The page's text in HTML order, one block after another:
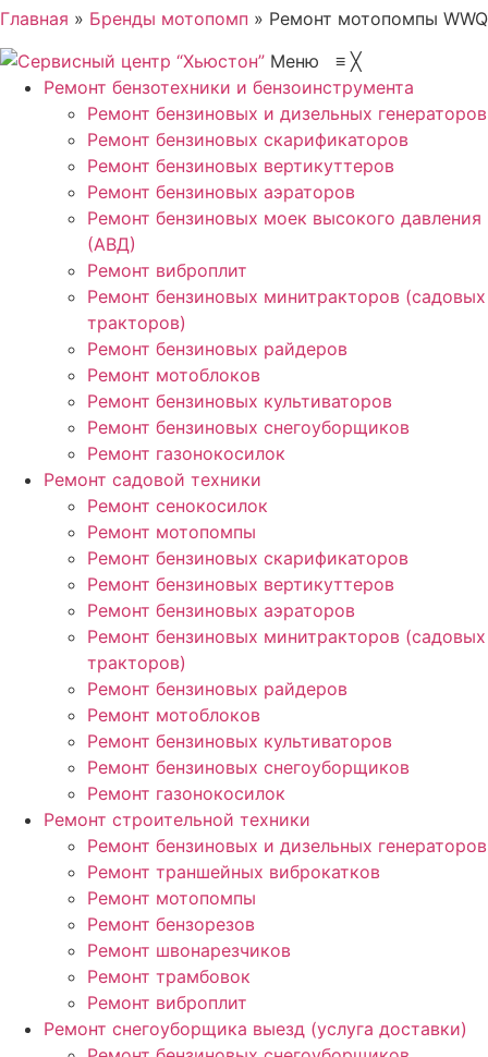
Главная » Бренды мотопомп » Ремонт мотопомпы WWQ
Меню ≡ ╳
Ремонт бензотехники и бензоинструмента
Ремонт бензиновых и дизельных генераторов
Ремонт бензиновых скарификаторов
Ремонт бензиновых вертикуттеров
Ремонт бензиновых аэраторов
Ремонт бензиновых моек высокого давления
(АВД)
Ремонт виброплит
Ремонт бензиновых минитракторов (садовых
тракторов)
Ремонт бензиновых райдеров
Ремонт мотоблоков
Ремонт бензиновых культиваторов
Ремонт бензиновых снегоуборщиков
Ремонт газонокосилок
Ремонт садовой техники
Ремонт сенокосилок
Ремонт мотопомпы
Ремонт бензиновых скарификаторов
Ремонт бензиновых вертикуттеров
Ремонт бензиновых аэраторов
Ремонт бензиновых минитракторов (садовых
тракторов)
Ремонт бензиновых райдеров
Ремонт мотоблоков
Ремонт бензиновых культиваторов
Ремонт бензиновых снегоуборщиков
Ремонт газонокосилок
Ремонт строительной техники
Ремонт бензиновых и дизельных генераторов
Ремонт траншейных виброкатков
Ремонт мотопомпы
Ремонт бензорезов
Ремонт швонарезчиков
Ремонт трамбовок
Ремонт виброплит
Ремонт снегоуборщика выезд (услуга доставки)